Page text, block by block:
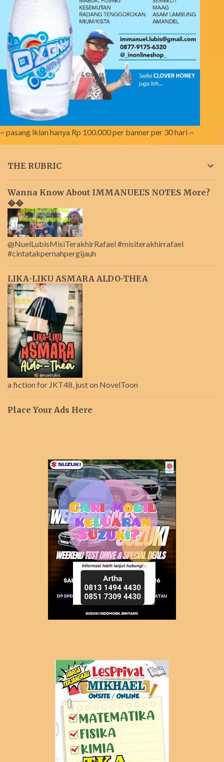
~ pasang iklan hanya Rp 100.000 per banner per 30 hari ~
THE RUBRIC
Wanna Know About IMMANUEL'S NOTES More?
��
@NuelLubisMisiTerakhirRafael #misiterakhirrafael
#cintatakpernahpergijauh
LIKA-LIKU ASMARA ALDO-THEA
a fiction for JKT48, just on NovelToon
Place Your Ads Here